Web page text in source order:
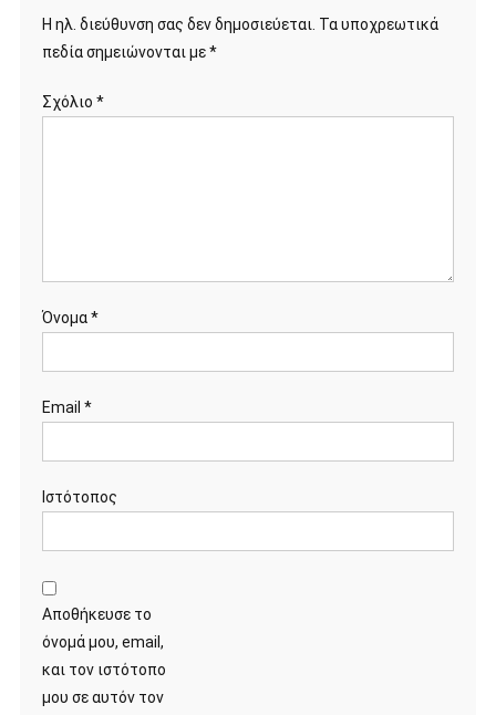
Η ηλ. διεύθυνση σας δεν δημοσιεύεται. Τα υποχρεωτικά
πεδία σημειώνονται με*
Σχόλιο *
Όνομα*
Email *
Ιστότοπος
Αποθήκευσε το
όνομά μου, email,
και τον ιστότοπο
μου σε αυτόν τον